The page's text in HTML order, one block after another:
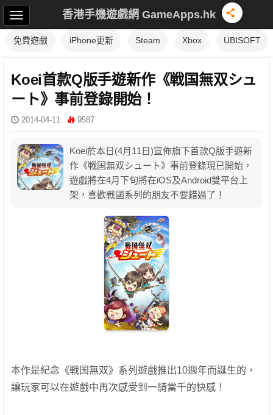
香港手機遊戲網 GameApps.hk
免費遊戲 iPhone更新 Steam Xbox UBISOFT
Koei首款Q版手遊新作《戦国無双シュ
ート》事前登錄開始！
2014-04-11 9587
Koei於本日(4月11日)宣佈旗下首款Q版手遊新
作《戦国無双シュート》事前登錄現已開始，
遊戲將在4月下旬將在iOS及Android雙平台上
架，喜歡戰國系列的朋友不要錯過了！
本作是紀念《戦国無双》系列遊戲推出10週年而誕生的，
讓玩家可以在遊戲中再次感受到一騎當千的快感！